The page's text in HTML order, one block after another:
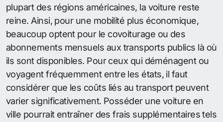
plupart des régions américaines, la voiture reste
reine. Ainsi, pour une mobilité plus économique,
beaucoup optent pour le covoiturage ou des
abonnements mensuels aux transports publics là où
ils sont disponibles. Pour ceux qui déménagent ou
voyagent fréquemment entre les états, il faut
considérer que les coûts liés au transport peuvent
varier significativement. Posséder une voiture en
ville pourrait entraîner des frais supplémentaires tels